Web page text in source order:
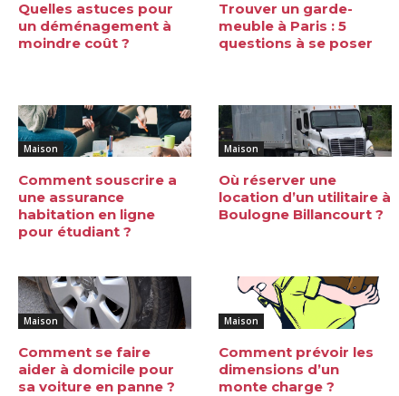
Quelles astuces pour
un déménagement à
moindre coût ?
Trouver un garde-
meuble à Paris : 5
questions à se poser
Maison
Comment souscrire a
une assurance
habitation en ligne
pour étudiant ?
Maison
Où réserver une
location d’un utilitaire à
Boulogne Billancourt ?
Maison
Comment se faire
aider à domicile pour
sa voiture en panne ?
Maison
Comment prévoir les
dimensions d’un
monte charge ?